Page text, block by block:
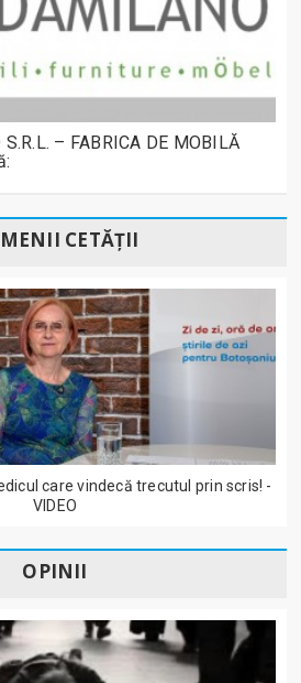
– FABRICA DE MOBILĂ
CETĂȚII
care vindecă trecutul prin scris! -
VIDEO
OPINII